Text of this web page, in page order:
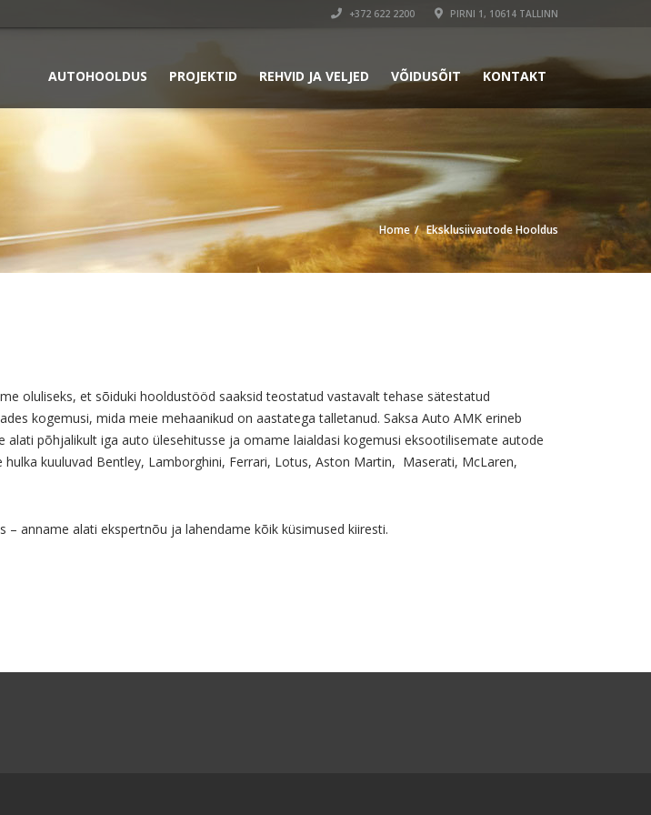
+372 622 2200 PIRNI 1, 10614 TALLINN
AUTOHOOLDUS PROJEKTID REHVID JA VELJED VÕIDUSÕIT KONTAKT
Home Eksklusiivautode Hooldus
oluliseks, et sõiduki hooldustööd saaksid teostatud vastavalt tehase sätestatud
kogemusi, mida meie mehaanikud on aastatega talletanud. Saksa Auto AMK erineb
põhjalikult iga auto ülesehitusse ja omame laialdasi kogemusi eksootilisemate autode
kuuluvad Bentley, Lamborghini, Ferrari, Lotus, Aston Martin, Maserati, McLaren,
anname alati ekspertnõu ja lahendame kõik küsimused kiiresti.